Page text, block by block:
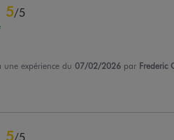
5/5
une expérience du 07/02/2026 par Frederic
5/5